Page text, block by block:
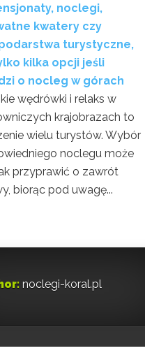
noclegi,
kwatery czy
turystyczne,
kilka opcji jeśli
o nocleg w górach
wędrówki i relaks w
krajobrazach to
wielu turystów. Wybór
noclegu może
przyprawić o zawrót
biorąc pod uwagę...
noclegi-koral.pl